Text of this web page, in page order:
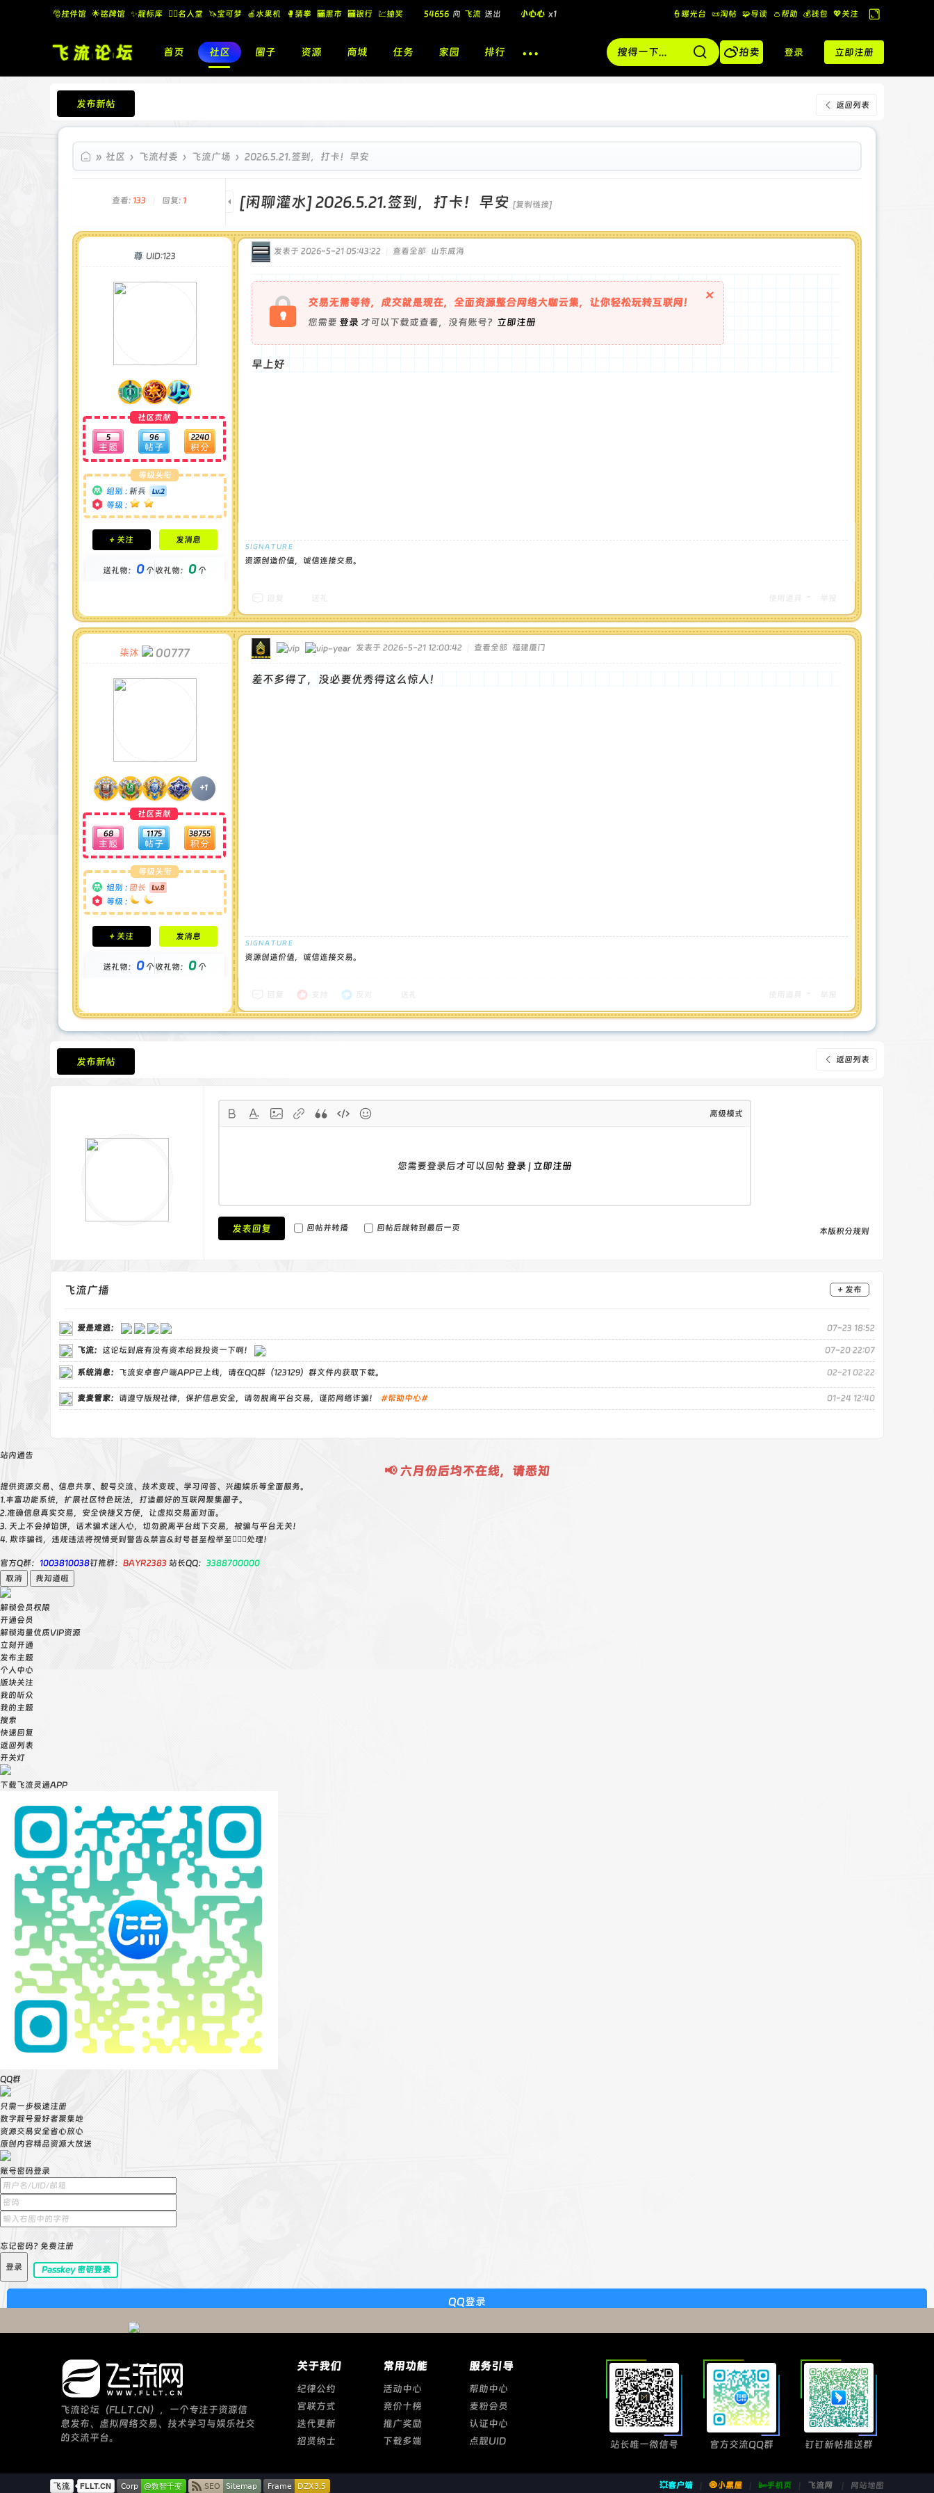
🎅挂件馆 🌟铭牌馆 ✨️靓标库 🧚‍♂️名人堂 🦄宝可梦 🍎水果机 🥊猜拳 🏧黑市 🏧银行 💹抽奖
🎁
54656 向 飞流 送出 小心心 x1
飞流 向 北 酷盖墨镜
飞流 向 北 送出 小心心 x1
👮曝光台 📜淘帖 🧩导读 👛帮助 💰️钱包 💖关注
换
到
宽
版
首页 社区 圈子 资源 商城 任务 家园 排行 拍卖 登录 立即注册
返回列表
发布新帖
飞流论坛
» 社区 › 飞流村委 › 飞流广场 › 2026.5.21.签到，打卡！早安
查看: 133 回复: 1 [闲聊灌水]2026.5.21.签到，打卡！早安 [复制链接]
尊 UID:123
社区贡献
5 96 2240
等级头衔
组别 : 新兵
等级 :
积分成就
钻石 : 0 颗
金币 : 0 枚
+ 关注 发消息
送礼物： 0个收礼物： 0个
发表于 2026-5-21 05:43:22 查看全部 山东威海
交易无需等待，成交就是现在，全面资源整合网络大咖云集，让你轻松玩转互联网！
您需要 登录 才可以下载或查看，没有账号？ 立即注册
×
早上好
资源创造价值，诚信连接交易。
柒沐 00777
+1
社区贡献
68 1175 38755
等级头衔
组别 : 团长
等级 :
积分成就
钻石 : 1 颗
金币 : 0 枚
+ 关注 发消息
送礼物： 0个收礼物： 0个
发表于 2026-5-21 12:00:42 查看全部 福建厦门
差不多得了，没必要优秀得这么惊人！
资源创造价值，诚信连接交易。
返回列表
发布新帖
高级模式
您需要登录后才可以回帖 登录 | 立即注册
发表回复 回帖并转播 回帖后跳转到最后一页 本版积分规则
飞流广播 + 发布
爱是难逃： 07-23 18:52
飞流： 这论坛到底有没有资本给我投资一下啊！ 07-20 22:07
系统消息： 飞流安卓客户端APP已上线，请在QQ群（123129）群文件内获取下载。 02-21 02:22
麦麦管家： 请遵守版规社律，保护信息安全，请勿脱离平台交易，谨防网络诈骗！ #帮助中心# 01-24 12:40
站内通告
📢 六月份后均不在线，请悉知
提供资源交易、信息共享、靓号交流、技术变现、学习问答、兴趣娱乐等全面服务。
1.丰富功能系统，扩展社区特色玩法，打造最好的互联网聚集圈子。
2.准确信息真实交易，安全快捷又方便，让虚拟交易面对面。
3. 天上不会掉馅饼，话术骗术迷人心，切勿脱离平台线下交易，被骗与平台无关！
4. 欺诈骗钱，违规违法将视情受到警告&禁言&封号甚至检举至👮🏻‍♀️处理！
官方Q群： 1003810038钉推群： BAYR2383 站长QQ： 3388700000
取消
我知道啦
解锁会员权限
开通会员
解锁海量优质VIP资源
立刻开通
发布主题
个人中心
版块关注
我的听众
我的主题
搜索
快速回复
返回列表
开关灯
下载飞流灵通APP
QQ群
只需一步极速注册
数字靓号爱好者聚集地
资源交易安全省心放心
原创内容精品资源大放送
账号密码登录
忘记密码? 免费注册
登录 Passkey 密钥登录
QQ登录
飞流论坛（FLLT.CN），一个专注于资源信
息发布、虚拟网络交易、技术学习与娱乐社交
的交流平台。
关于我们
纪律公约
官联方式
迭代更新
招贤纳士
常用功能
活动中心
竞价十榜
推广奖励
下载多端
服务引导
帮助中心
麦粉会员
认证中心
点靓UID
钉钉新帖推送群
官方交流QQ群
站长唯一微信号
💥客户端 🧿小黑屋 📴手机页 飞流网 网站地图